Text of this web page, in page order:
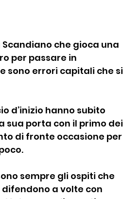
che gioca una
per passare in
sono errori capitali che si
d’inizio hanno subito
sua porta con il primo dei
di fronte occasione per
sempre gli ospiti che
a volte con